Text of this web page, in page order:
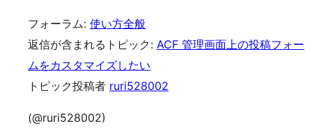
フォーラム: 使い方全般
返信が含まれるトピック: ACF 管理画面上の投稿フォー
ムをカスタマイズしたい
トピック投稿者 ruri528002
(@ruri528002)